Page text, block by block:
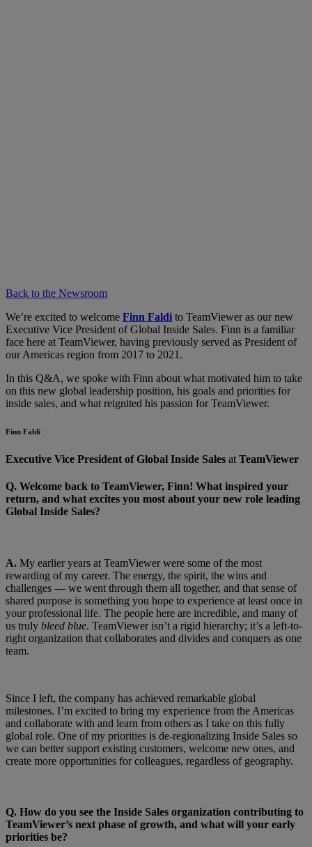
Back to the Newsroom
We’re excited to welcome Finn Faldi to TeamViewer as our new
Executive Vice President of Global Inside Sales. Finn is a familiar
face here at TeamViewer, having previously served as President of
our Americas region from 2017 to 2021.
In this Q&A, we spoke with Finn about what motivated him to take
on this new global leadership position, his goals and priorities for
inside sales, and what reignited his passion for TeamViewer.
Finn Faldi
Executive Vice President of Global Inside Sales at TeamViewer
Q. Welcome back to TeamViewer, Finn! What inspired your
return, and what excites you most about your new role leading
Global Inside Sales?
A. My earlier years at TeamViewer were some of the most
rewarding of my career. The energy, the spirit, the wins and
challenges — we went through them all together, and that sense of
shared purpose is something you hope to experience at least once in
your professional life. The people here are incredible, and many of
us truly bleed blue. TeamViewer isn’t a rigid hierarchy; it’s a left-to-
right organization that collaborates and divides and conquers as one
team.
Since I left, the company has achieved remarkable global
milestones. I’m excited to bring my experience from the Americas
and collaborate with and learn from others as I take on this fully
global role. One of my priorities is de-regionalizing Inside Sales so
we can better support existing customers, welcome new ones, and
create more opportunities for colleagues, regardless of geography.
Q. How do you see the Inside Sales organization contributing to
TeamViewer’s next phase of growth, and what will your early
priorities be?